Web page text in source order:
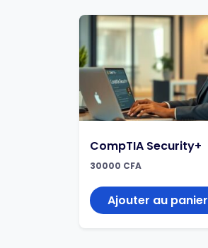
CompTIA Security+
30000 CFA
Ajouter au panier